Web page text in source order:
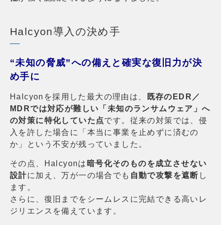
Halcyon導入の決め手
“未知の脅威”への備えと確実な復旧力が決
め手に
Halcyonを採用した最大の理由は、
既存のEDR／
MDRでは対応が難しい「未知のランサムウェア」へ
の対策に特化していた点です。従来の対策では、侵
入を許した場合に「本当に事業を止めずに済むの
か」という不安が残っていました。
その点、Halcyonは 暗号化そのものを成立させない
設計に加え、万が一の場合でも 自動で攻撃を遮断 し
ます。
さらに、復旧までをシームレスに完結できる高いレ
ジリエンスを備えています。